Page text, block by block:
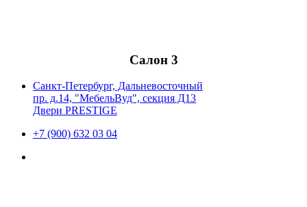
Салон 3
Санкт-Петербург, Дальневосточный
пр. д.14, "МебельВуд", секция Д13
Двери PRESTIGE
+7 (900) 632 03 04